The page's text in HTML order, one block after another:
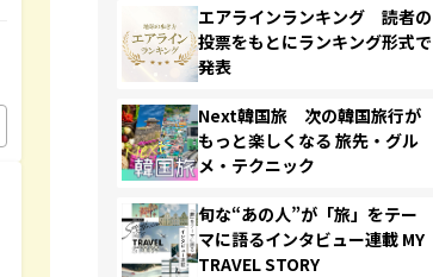
エアラインランキング 読者の
投票をもとにランキング形式で
発表
Next韓国旅 次の韓国旅行が
もっと楽しくなる 旅先・グル
メ・テクニック
旬な“あの人”が「旅」をテー
マに語るインタビュー連載 MY
TRAVEL STORY